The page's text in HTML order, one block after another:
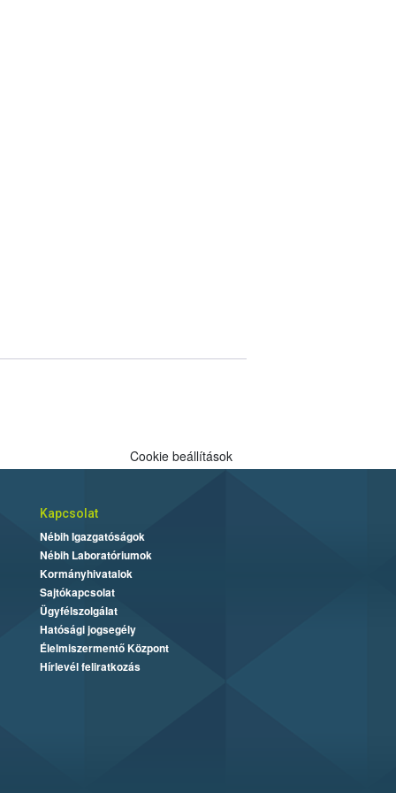
Cookie beállítások
Kapcsolat
Nébih Igazgatóságok
Nébih Laboratóriumok
Kormányhivatalok
Sajtókapcsolat
Ügyfélszolgálat
Hatósági jogsegély
Élelmiszermentő Központ
Hírlevél feliratkozás